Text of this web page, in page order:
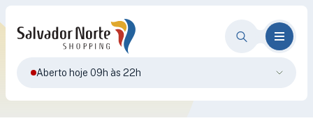
Aberto hoje 09h às 22h